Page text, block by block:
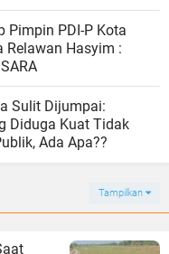
Pimpin PDI-P Kota
Relawan Hasyim :
Sulit Dijumpai:
Diduga Kuat Tidak
Ada Apa??
Tampilkan